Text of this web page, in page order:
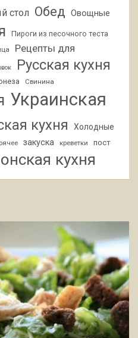
стол Обед Овощные
Пироги из песочного теста
Рецепты для
Русская кухня
Свинина
Украинская
кухня
Холодные
закуска креветки пост
кухня